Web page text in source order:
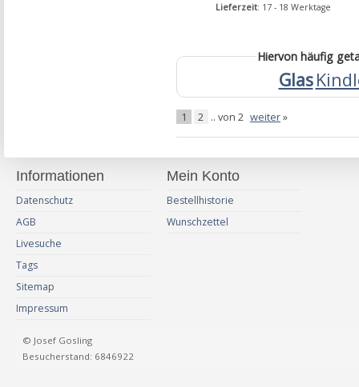
Lieferzeit: 17 - 18 Werktage
Hiervon häufig
Glas
1 2 .. von 2 weiter»
Informationen
Datenschutz
AGB
Livesuche
Tags
Sitemap
Impressum
Mein Konto
Bestellhistorie
Wunschzettel
© Josef Gosling
Besucherstand: 6846922